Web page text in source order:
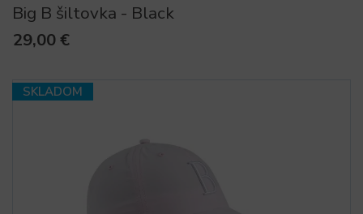
Big B šiltovka - Black
29,00 €
SKLADOM